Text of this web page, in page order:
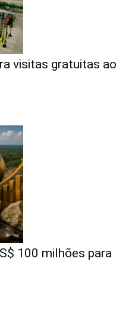
visitas gratuitas ao
100 milhões para